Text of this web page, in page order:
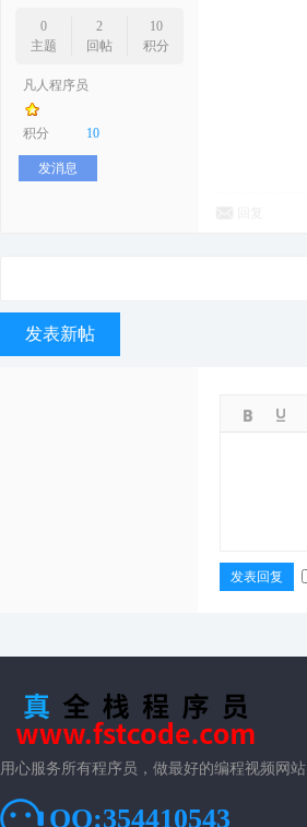
0
主题
2
回帖
10
积分
凡人程序员
积分 10
发消息
发表新帖
发表回复
用心服务所有程序员，做最好的编程视频网站
QQ:354410543